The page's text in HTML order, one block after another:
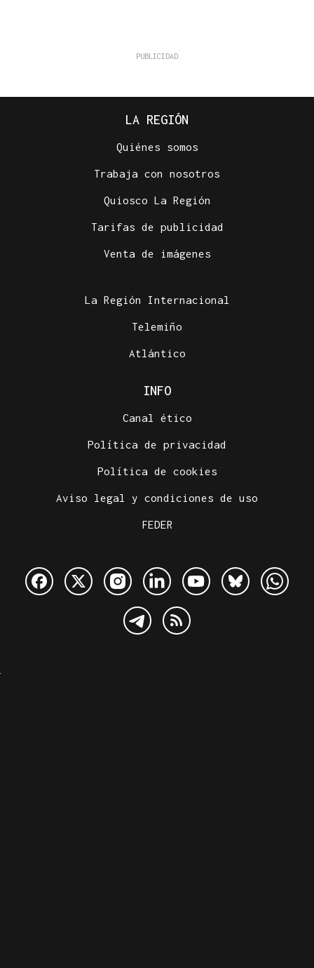
LA REGIÓN
Quiénes somos
Trabaja con nosotros
Quiosco La Región
Tarifas de publicidad
Venta de imágenes
La Región Internacional
Telemiño
Atlántico
INFO
Canal ético
Política de privacidad
Política de cookies
Aviso legal y condiciones de uso
FEDER